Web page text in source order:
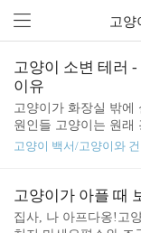
고양
고양이 소변 테러
이유
고양이가 화장실 밖에
원인들 고양이는 원래
장실 외에 다른 곳에
한 이유가 있는 거예
해결해주셔야 해요.​1.
화장실 실수를 시작했
고양이 백서/고양이와
고양이가 아플 때
집사, 나 아프다옹!고